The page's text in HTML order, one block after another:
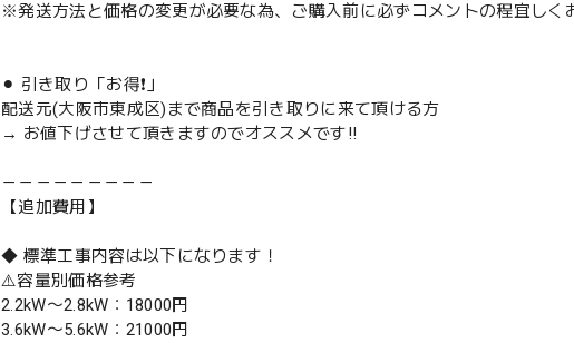
※発送方法と価格の変更が必要な為、ご購入前に必ずコメントの程宜しく
⚫︎ 引き取り「お得❗️」
配送元(大阪市東成区)まで商品を引き取りに来て頂ける方
→ お値下げさせて頂きますのでオススメです‼️
－－－－－－－－－
【追加費用】
◆ 標準工事内容は以下になります！
⚠️容量別価格参考
2.2kW〜2.8kW：18000円
3.6kW〜5.6kW：21000円